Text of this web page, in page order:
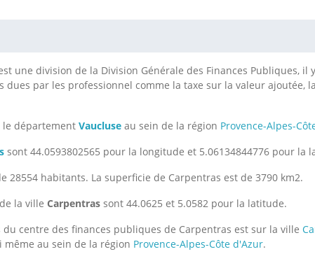
une division de la Division Générale des Finances Publiques,
dues par les professionnel comme la taxe sur la valeur ajoutée,
le département Vaucluse au sein de la région Provence-Alpes-
sont 44.0593802565 pour la longitude et 5.06134844776 pour la
28554 habitants. La superficie de Carpentras est de 3790 km2.
la ville Carpentras sont 44.0625 et 5.0582 pour la latitude.
centre des finances publiques de Carpentras est sur la ville
au sein de la région Provence-Alpes-Côte d'Azur.